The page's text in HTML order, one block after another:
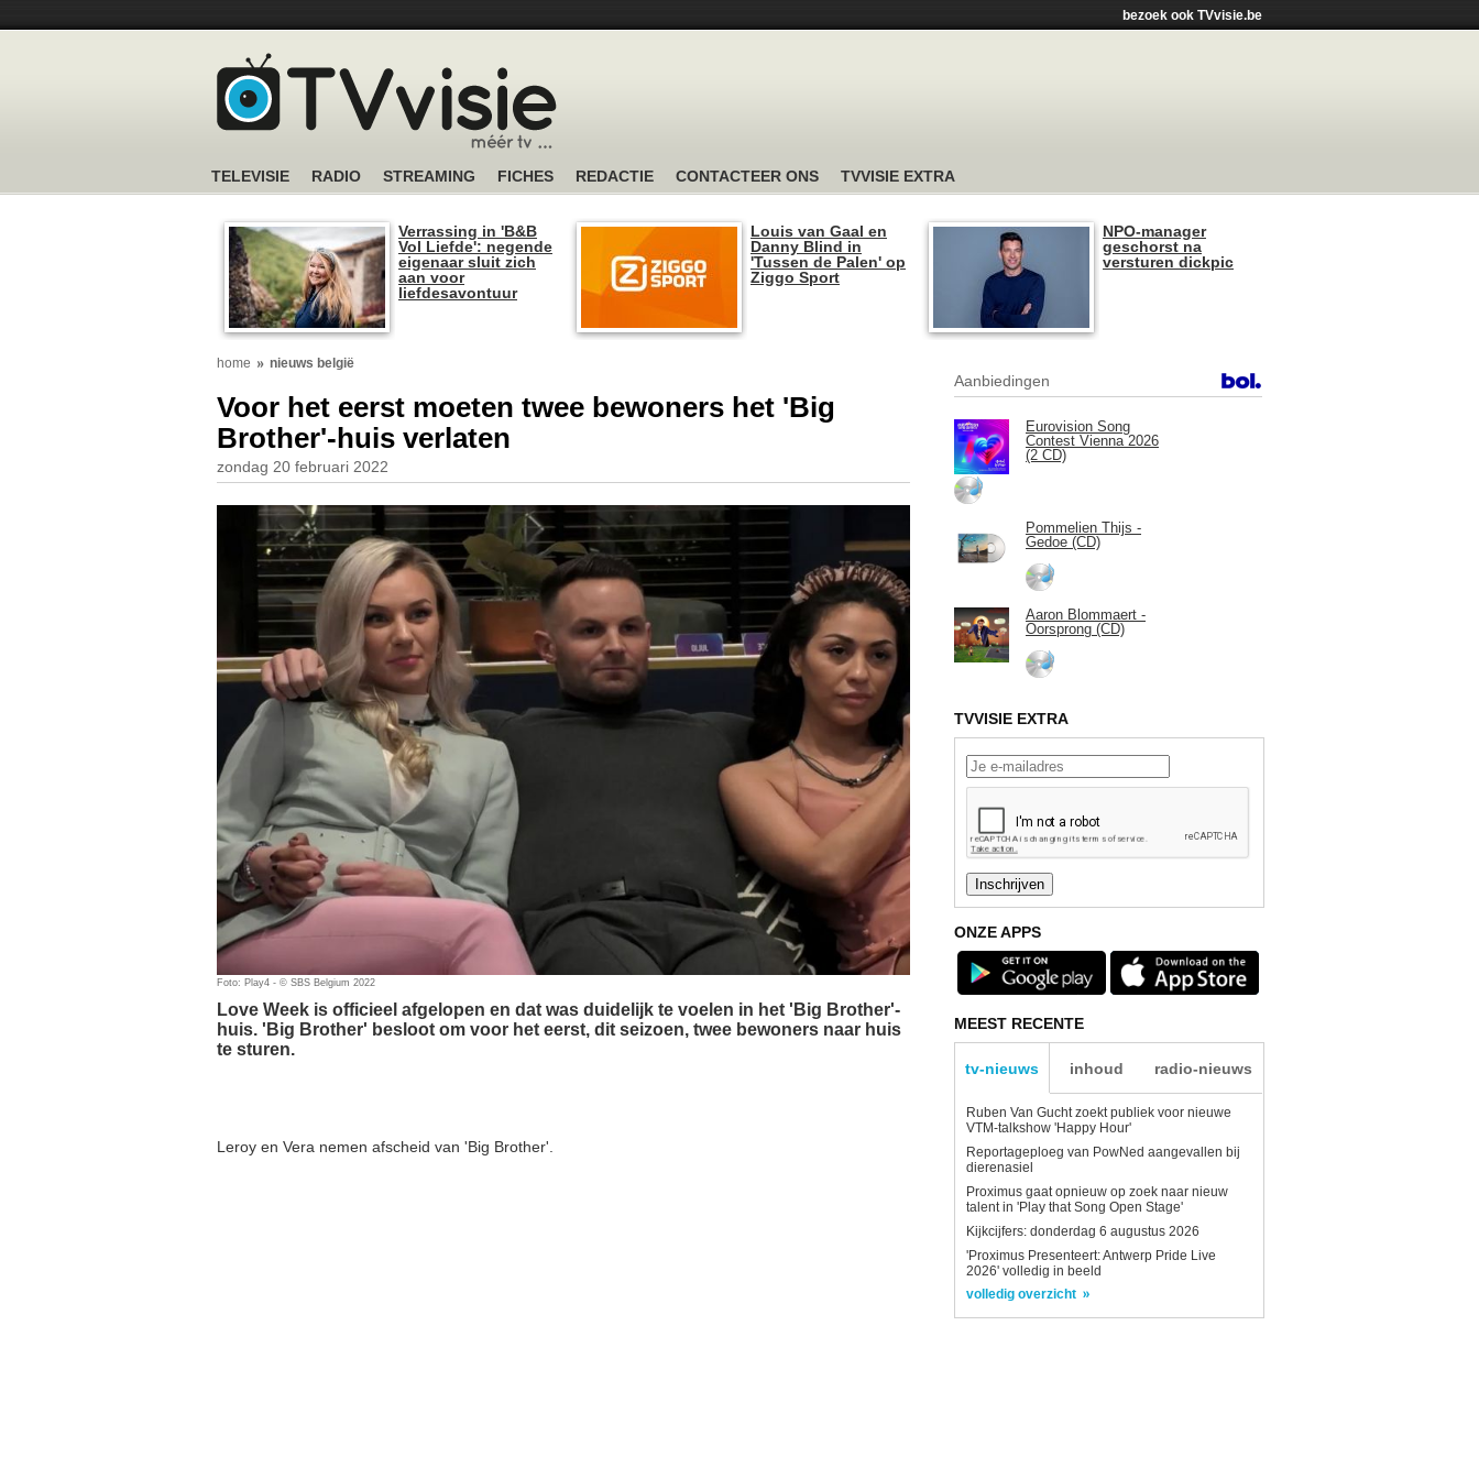
bezoek ook TVvisie.be
TELEVISIE RADIO STREAMING FICHES REDACTIE CONTACTEER ONS TVVISIE EXTRA
Verrassing in 'B&B
Vol Liefde': negende
eigenaar sluit zich
aan voor
liefdesavontuur
Louis van Gaal en
Danny Blind in
'Tussen de Palen' op
Ziggo Sport
NPO-manager
geschorst na
versturen dickpic
home nieuws belgië
Voor het eerst moeten twee bewoners het 'Big
Brother'-huis verlaten
zondag 20 februari 2022
Foto: Play4 - © SBS Belgium 2022
Love Week is officieel afgelopen en dat was duidelijk te voelen in het 'Big Brother'-
huis. 'Big Brother' besloot om voor het eerst, dit seizoen, twee bewoners naar huis
te sturen.
Leroy en Vera nemen afscheid van 'Big Brother'.
Aanbiedingen
Eurovision Song
Contest Vienna 2026
(2 CD)
Pommelien Thijs -
Gedoe (CD)
Aaron Blommaert -
Oorsprong (CD)
TVVISIE EXTRA
ONZE APPS
MEEST RECENTE
tv-nieuws inhoud radio-nieuws
Ruben Van Gucht zoekt publiek voor nieuwe
VTM-talkshow 'Happy Hour'
Reportageploeg van PowNed aangevallen bij
dierenasiel
Proximus gaat opnieuw op zoek naar nieuw
talent in 'Play that Song Open Stage'
Kijkcijfers: donderdag 6 augustus 2026
'Proximus Presenteert: Antwerp Pride Live
2026' volledig in beeld
volledig overzicht